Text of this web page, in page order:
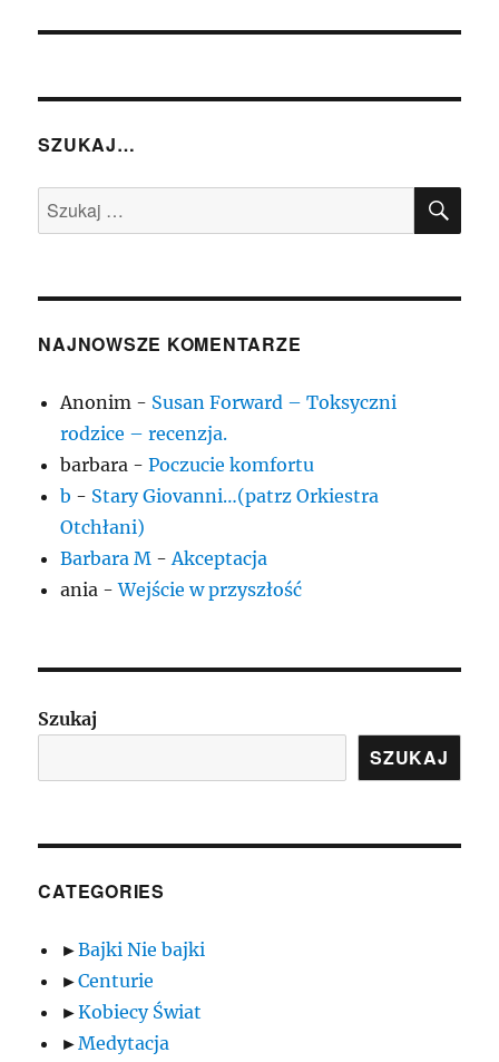
SZUKAJ…
Szukaj:
NAJNOWSZE KOMENTARZE
Anonim - Susan Forward – Toksyczni
rodzice – recenzja.
barbara -Poczucie komfortu
b - Stary Giovanni…(patrz Orkiestra
Otchłani)
Barbara M -Akceptacja
ania -Wejście w przyszłość
Szukaj
SZUKAJ
CATEGORIES
►Bajki Nie bajki
►Centurie
►Kobiecy Świat
►Medytacja